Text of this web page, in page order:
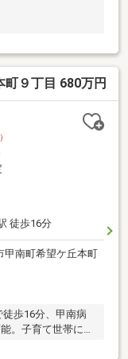
９丁目 680万円
徒歩16分
甲南町希望ケ丘本町
歩16分、甲南病
。子育て世帯にも